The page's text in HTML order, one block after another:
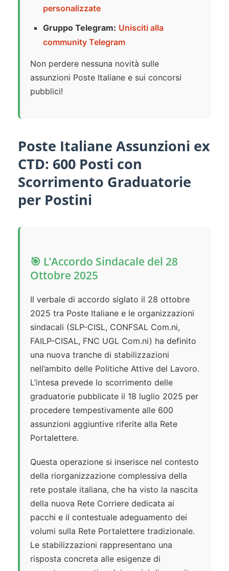
personalizzate
Gruppo Telegram: Unisciti alla
community Telegram
Non perdere nessuna novità sulle
assunzioni Poste Italiane e sui concorsi
pubblici!
Poste Italiane Assunzioni ex
CTD: 600 Posti con
Scorrimento Graduatorie
per Postini
🎯 L’Accordo Sindacale del 28
Ottobre 2025
Il verbale di accordo siglato il 28 ottobre
2025 tra Poste Italiane e le organizzazioni
sindacali (SLP-CISL, CONFSAL Com.ni,
FAILP-CISAL, FNC UGL Com.ni) ha definito
una nuova tranche di stabilizzazioni
nell’ambito delle Politiche Attive del Lavoro.
L’intesa prevede lo scorrimento delle
graduatorie pubblicate il 18 luglio 2025 per
procedere tempestivamente alle 600
assunzioni aggiuntive riferite alla Rete
Portalettere.
Questa operazione si inserisce nel contesto
della riorganizzazione complessiva della
rete postale italiana, che ha visto la nascita
della nuova Rete Corriere dedicata ai
pacchi e il contestuale adeguamento dei
volumi sulla Rete Portalettere tradizionale.
Le stabilizzazioni rappresentano una
risposta concreta alle esigenze di